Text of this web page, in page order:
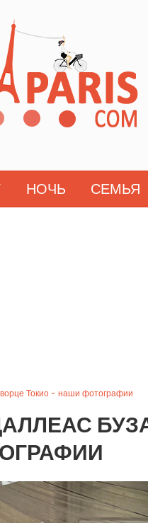
НОЧЬ СЕМЬЯ
Токио - наши фотографии